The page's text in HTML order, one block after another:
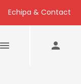
Echipa & Contact